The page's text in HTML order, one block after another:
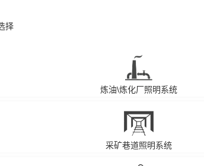
择
炼油\炼化厂照明系统
采矿巷道照明系统